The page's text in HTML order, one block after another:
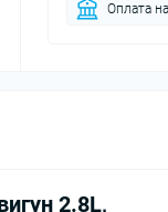
Оплата
2.8L,